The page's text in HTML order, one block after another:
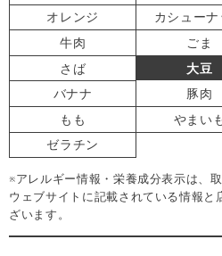
オレンジ
カシューナ
牛肉
ごま
さば
大豆
バナナ
豚肉
もも
やまい
ゼラチン
※アレルギー情報・栄養成分表示は、
ウェブサイトに記載されている情報と
ざいます。